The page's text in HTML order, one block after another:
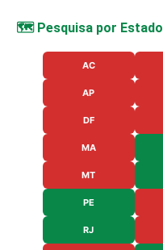
🗺️ Pesquisa por Estado
AC
AP
DF
MA
MT
PE
RJ